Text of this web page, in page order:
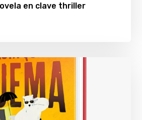
en clave thriller